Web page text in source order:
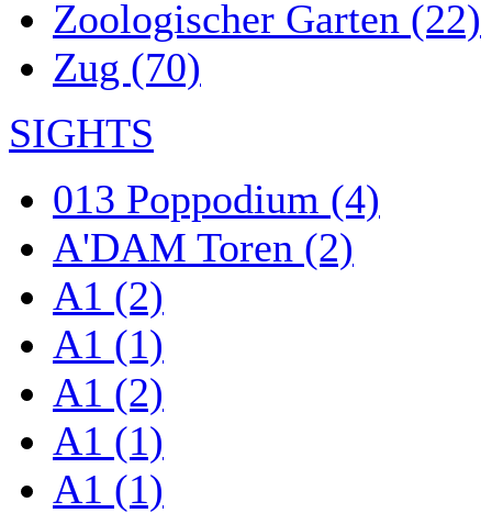
Zoologischer Garten (22)
Zug (70)
SIGHTS
013 Poppodium (4)
A'DAM Toren (2)
A1 (2)
A1 (1)
A1 (2)
A1 (1)
A1 (1)